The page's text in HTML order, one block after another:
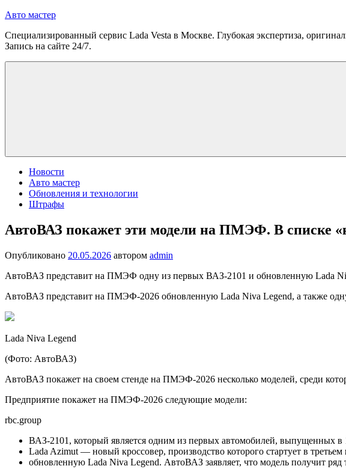
Перейти
содержимому
Авто мастер
Специализированный сервис Lada Vesta в Москве. Глубокая экспертиза,
Запись на сайте 24/7.
Новости
Авто мастер
Обновления и технологии
Штрафы
АвтоВАЗ покажет эти модели на ПМЭФ. В списке
Опубликовано 20.05.2026 автором admin
АвтоВАЗ представит на ПМЭФ одну из первых ВАЗ-2101 и обновленную Lada
АвтоВАЗ представит на ПМЭФ-2026 обновленную Lada Niva Legend, а также
Lada Niva Legend
(Фото: АвтоВАЗ)
АвтоВАЗ покажет на своем стенде на ПМЭФ-2026 несколько моделей, среди
Предприятие покажет на ПМЭФ-2026 следующие модели:
rbc.group
ВАЗ-2101, который является одним из первых автомобилей, выпущенных в
Lada Azimut — новый кроссовер, производство которого стартует в третьем
обновленную Lada Niva Legend. АвтоВАЗ заявляет, что модель получит